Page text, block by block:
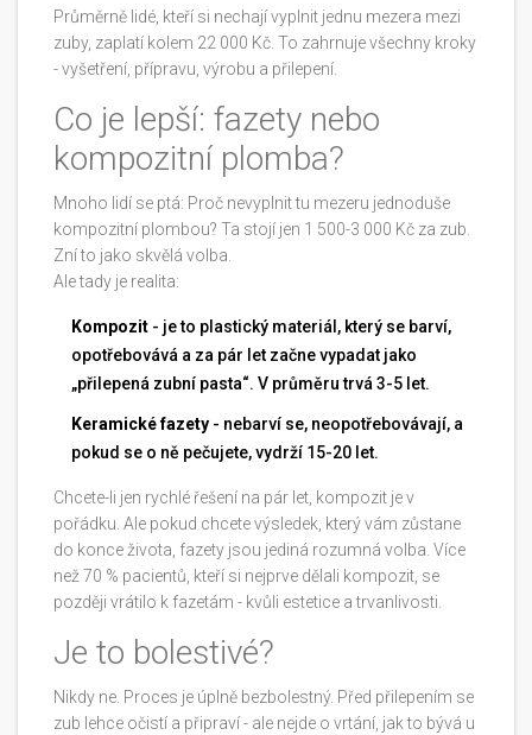
Průměrně lidé, kteří si nechají vyplnit jednu mezera mezi
zuby, zaplatí kolem 22 000 Kč. To zahrnuje všechny kroky
- vyšetření, přípravu, výrobu a přilepení.
Co je lepší: fazety nebo
kompozitní plomba?
Mnoho lidí se ptá: Proč nevyplnit tu mezeru jednoduše
kompozitní plombou? Ta stojí jen 1 500-3 000 Kč za zub.
Zní to jako skvělá volba.
Ale tady je realita:
Kompozit - je to plastický materiál, který se barví,
opotřebovává a za pár let začne vypadat jako
„přilepená zubní pasta“. V průměru trvá 3-5 let.
Keramické fazety - nebarví se, neopotřebovávají, a
pokud se o ně pečujete, vydrží 15-20 let.
Chcete-li jen rychlé řešení na pár let, kompozit je v
pořádku. Ale pokud chcete výsledek, který vám zůstane
do konce života, fazety jsou jediná rozumná volba. Více
než 70 % pacientů, kteří si nejprve dělali kompozit, se
později vrátilo k fazetám - kvůli estetice a trvanlivosti.
Je to bolestivé?
Nikdy ne. Proces je úplně bezbolestný. Před přilepením se
zub lehce očistí a připraví - ale nejde o vrtání, jak to bývá u